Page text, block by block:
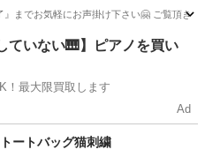
』までお気軽にお声掛け下さい🤗 ご覧頂
品 風呂
ていない🎹】ピアノを買い
！最大限買取します
Ad
ートバッグ猫刺繍